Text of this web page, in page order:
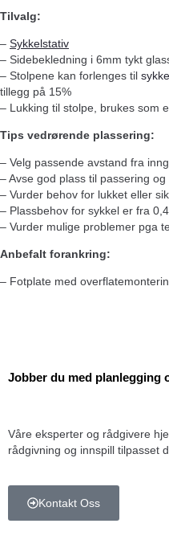
Tilvalg:
– Sykkelstativ
– Sidebekledning i 6mm tykt
– Stolpene kan forlenges til
tillegg på 15%
– Lukking til stolpe, brukes som
Tips vedrørende plassering:
– Velg passende avstand fra
– Avse god plass til passering og
– Vurder behov for lukket eller
– Plassbehov for sykkel er fra
– Vurder mulige problemer pga
Anbefalt forankring:
– Fotplate med
Jobber du med planlegging
Våre eksperter og rådgivere
rådgivning og innspill tilpasset
Kontakt Oss